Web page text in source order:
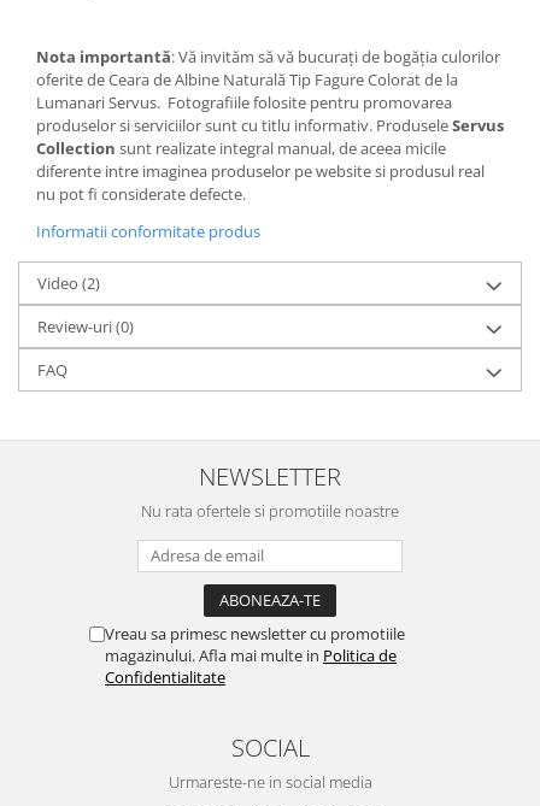
Nota importantă: Vă invităm să vă bucurați de bogăția culorilor
oferite de Ceara de Albine Naturală Tip Fagure Colorat de la
Lumanari Servus. Fotografiile folosite pentru promovarea
produselor si serviciilor sunt cu titlu informativ. ProduseleServus
Collection sunt realizate integral manual, de aceea micile
diferente intre imaginea produselor pe website si produsul real
nu pot fi considerate defecte.
Informatii conformitate produs
Video (2)
Review-uri(0)
FAQ
NEWSLETTER
Nu rata ofertele si promotiile noastre
Vreau sa primesc newsletter cu promotiile
magazinului. Afla mai multe in Politica de
Confidentialitate
SOCIAL
Urmareste-ne in social media